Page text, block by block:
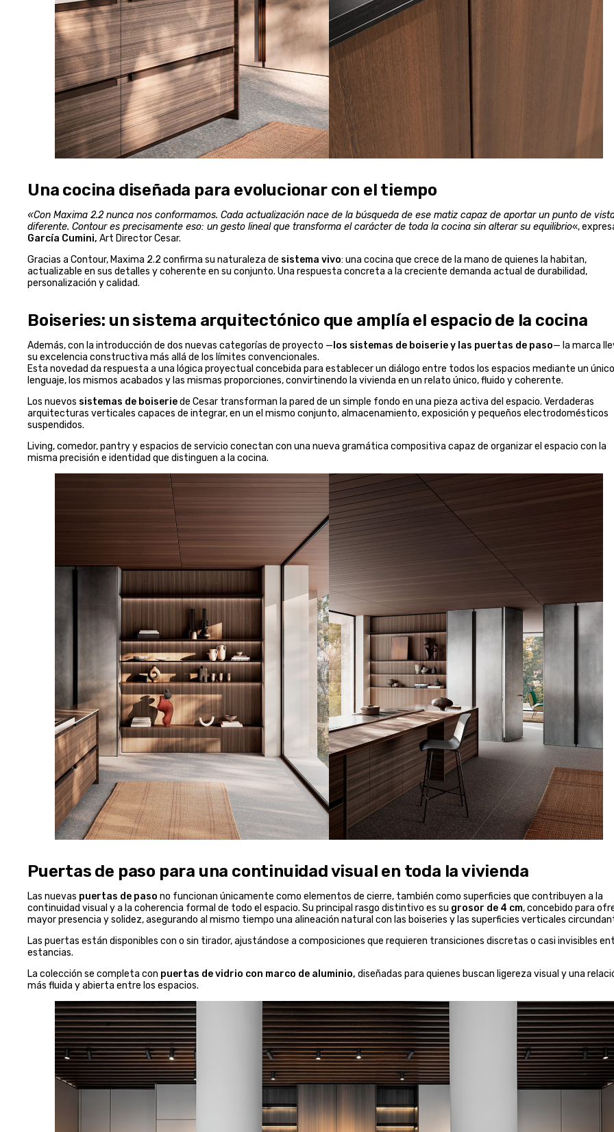
Una cocina diseñada para evolucionar con el tiempo
«Con Maxima 2.2 nunca nos conformamos. Cada actualización nace de la búsqueda de ese matiz capaz de aportar un punto de
diferente. Contour es precisamente eso: un gesto lineal que transforma el carácter de toda la cocina sin alterar su equilibrio«,
García Cumini, Art Director Cesar.
Gracias a Contour, Maxima 2.2 confirma su naturaleza de sistema vivo: una cocina que crece de la mano de quienes la habitan,
actualizable en sus detalles y coherente en su conjunto. Una respuesta concreta a la creciente demanda actual de durabilidad,
personalización y calidad.
Boiseries: un sistema arquitectónico que amplía el espacio de la cocina
Además, con la introducción de dos nuevas categorías de proyecto — los sistemas de boiserie y las puertas de paso— la marca
su excelencia constructiva más allá de los límites convencionales.
Esta novedad da respuesta a una lógica proyectual concebida para establecer un diálogo entre todos los espacios mediante un único
lenguaje, los mismos acabados y las mismas proporciones, convirtinendo la vivienda en un relato único, fluido y coherente.
Los nuevos sistemas de boiseriede Cesar transforman la pared de un simple fondo en una pieza activa del espacio. Verdaderas
arquitecturas verticales capaces de integrar, en un el mismo conjunto, almacenamiento, exposición y pequeños electrodomésticos
suspendidos.
Living, comedor, pantry y espacios de servicio conectan con una nueva gramática compositiva capaz de organizar el espacio con la
misma precisión e identidad que distinguen a la cocina.
Puertas de paso para una continuidad visual en toda la vivienda
Las nuevas puertas de paso no funcionan únicamente como elementos de cierre, también como superficies que contribuyen a la
continuidad visual y a la coherencia formal de todo el espacio. Su principal rasgo distintivo es su grosor de 4 cm, concebido para
mayor presencia y solidez, asegurando al mismo tiempo una alineación natural con las boiseries y las superficies verticales
Las puertas están disponibles con o sin tirador, ajustándose a composiciones que requieren transiciones discretas o casi invisibles
estancias.
La colección se completa con puertas de vidrio con marco de aluminio, diseñadas para quienes buscan ligereza visual y una
más fluida y abierta entre los espacios.